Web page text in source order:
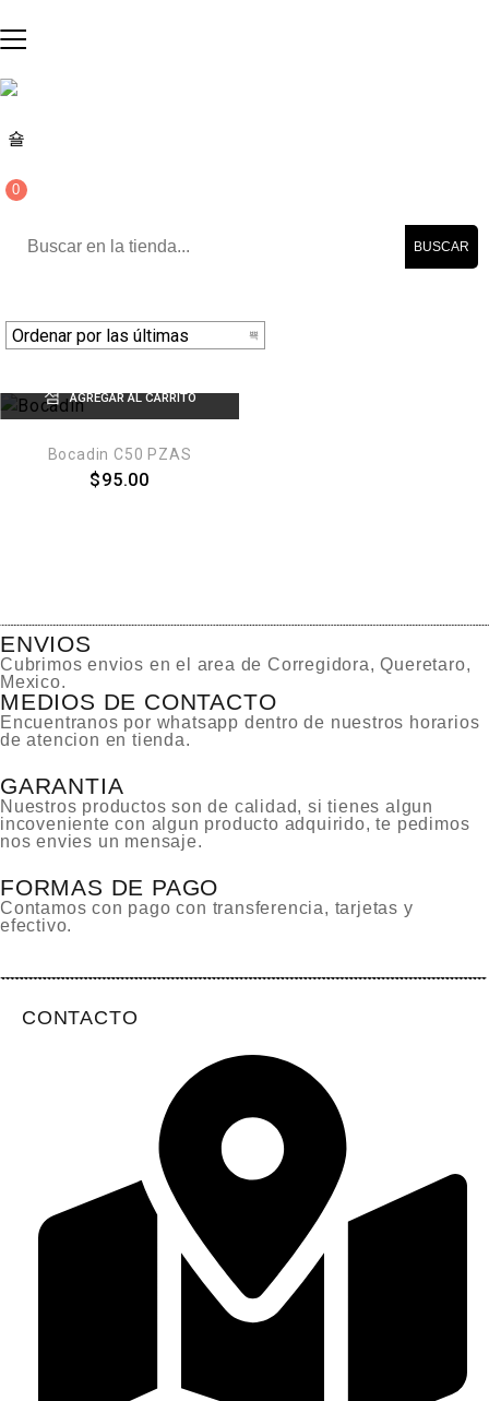
0
BUSCAR
AGREGAR AL CARRITO
Bocadin C50 PZAS
$95.00
ENVIOS
Cubrimos envios en el area de Corregidora, Queretaro,
Mexico.
MEDIOS DE CONTACTO
Encuentranos por whatsapp dentro de nuestros horarios
de atencion en tienda.
GARANTIA
Nuestros productos son de calidad, si tienes algun
incoveniente con algun producto adquirido, te pedimos
nos envies un mensaje.
FORMAS DE PAGO
Contamos con pago con transferencia, tarjetas y
efectivo.
CONTACTO